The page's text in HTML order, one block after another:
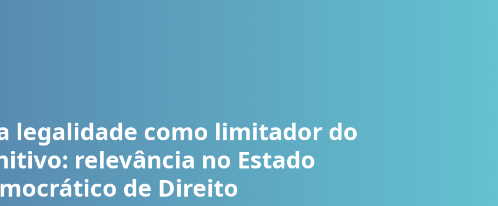
legalidade como limitador do
relevância no Estado
de Direito